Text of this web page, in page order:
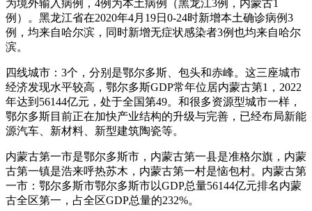
为境外输入病例，4例为本土病例（黑龙江3例，内蒙古1
例）。黑龙江省在2020年4月19日0-24时新增本土确诊病例3
例，均来自哈尔滨，同时新增无症状感染者3例也均来自哈尔
滨。
四线城市：3个，分别是鄂尔多斯、包头和赤峰。这三座城市
经济发现水平较高，鄂尔多斯GDP常年位居内蒙古第1，2022
年达到56144亿元，处于全国第49。和很多资源型城市一样，
鄂尔多斯目前正在加快产业结构的升级与完善，已经布局新能
源汽车、新材料、新型建筑陶瓷等。
内蒙古第一市是鄂尔多斯市，内蒙古第一县是准格尔旗，内蒙
古第一镇是浩来呼热苏木，内蒙古第一村是恼包村。内蒙古第
一市：鄂尔多斯市鄂尔多斯市以GDP总量56144亿元排名内蒙
古全区第一，占全区GDP总量的232%。